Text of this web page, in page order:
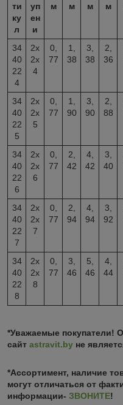
ти
ку
л
уп
ен
и
м
м
м
м
34
40
22
4
2х
2х
4
0,
77
1,
38
3,
38
2,
36
34
40
22
5
2х
2х
5
0,
77
1,
90
3,
90
2,
88
34
40
22
6
2х
2х
6
0,
77
2,
42
4,
42
3,
40
34
40
22
7
2х
2х
7
0,
77
2,
94
4,
94
3,
92
34
40
22
8
2х
2х
8
0,
77
3,
46
5,
46
4,
44
*Уважаемые покупатели!
сайт astravit.by не
*Ассортимент, наличие
могут отличаться от
информации- ЗВОНИТЕ!